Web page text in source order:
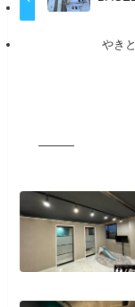
やき